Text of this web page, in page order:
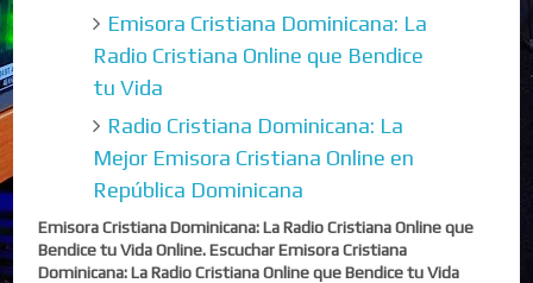
Emisora Cristiana Dominicana: La
Radio Cristiana Online que Bendice
tu Vida
Radio Cristiana Dominicana: La
Mejor Emisora Cristiana Online en
República Dominicana
Emisora Cristiana Dominicana: La Radio Cristiana Online que
Bendice tu Vida Online. Escuchar Emisora Cristiana
Dominicana: La Radio Cristiana Online que Bendice tu Vida